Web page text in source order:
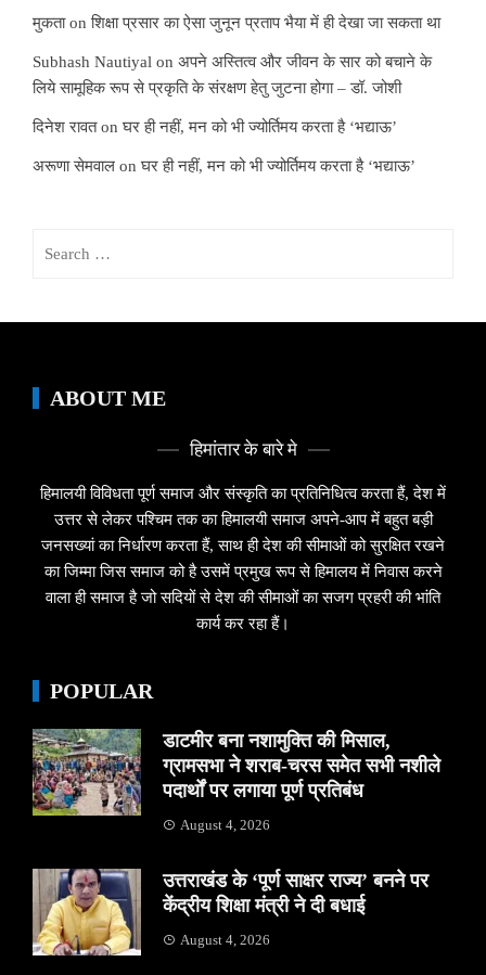
मुकताonशिक्षा प्रसार का ऐसा जुनून प्रताप भैया में ही देखा जा सकता था
Subhash Nautiyal on अपने अस्तित्व और जीवन के सार को बचाने के
लिये सामूहिक रूप से प्रकृति के संरक्षण हेतु जुटना होगा – डॉ. जोशी
दिनेश रावतonघर ही नहीं, मन को भी ज्योर्तिमय करता है ‘भद्याऊ’
अरूणा सेमवाल onघर ही नहीं, मन को भी ज्योर्तिमय करता है ‘भद्याऊ’
ABOUT ME
हिमांतार के बारे मे
हिमालयी विविधता पूर्ण समाज और संस्कृति का प्रतिनिधित्व करता हैं, देश में
उत्तर से लेकर पश्चिम तक का हिमालयी समाज अपने-आप में बहुत बड़ी
जनसख्यां का निर्धारण करता हैं, साथ ही देश की सीमाओं को सुरक्षित रखने
का जिम्मा जिस समाज को है उसमें प्रमुख रूप से हिमालय में निवास करने
वाला ही समाज है जो सदियों से देश की सीमाओं का सजग प्रहरी की भांति
कार्य कर रहा हैं।
POPULAR
डाटमीर बना नशामुक्ति की मिसाल,
ग्रामसभा ने शराब-चरस समेत सभी नशीले
पदार्थों पर लगाया पूर्ण प्रतिबंध
August 4, 2026
उत्तराखंड के ‘पूर्ण साक्षर राज्य’ बनने पर
केंद्रीय शिक्षा मंत्री ने दी बधाई
August 4, 2026